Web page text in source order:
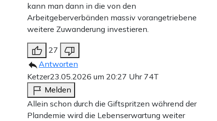
kann man dann in die von den
Arbeitgeberverbänden massiv vorangetriebene
weitere Zuwanderung investieren.
27
Antworten
Ketzer23.05.2026 um 20:27 Uhr 74T
Melden
Allein schon durch die Giftspritzen während der
Plandemie wird die Lebenserwartung weiter